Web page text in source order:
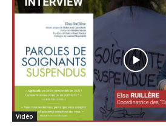
Vidéo